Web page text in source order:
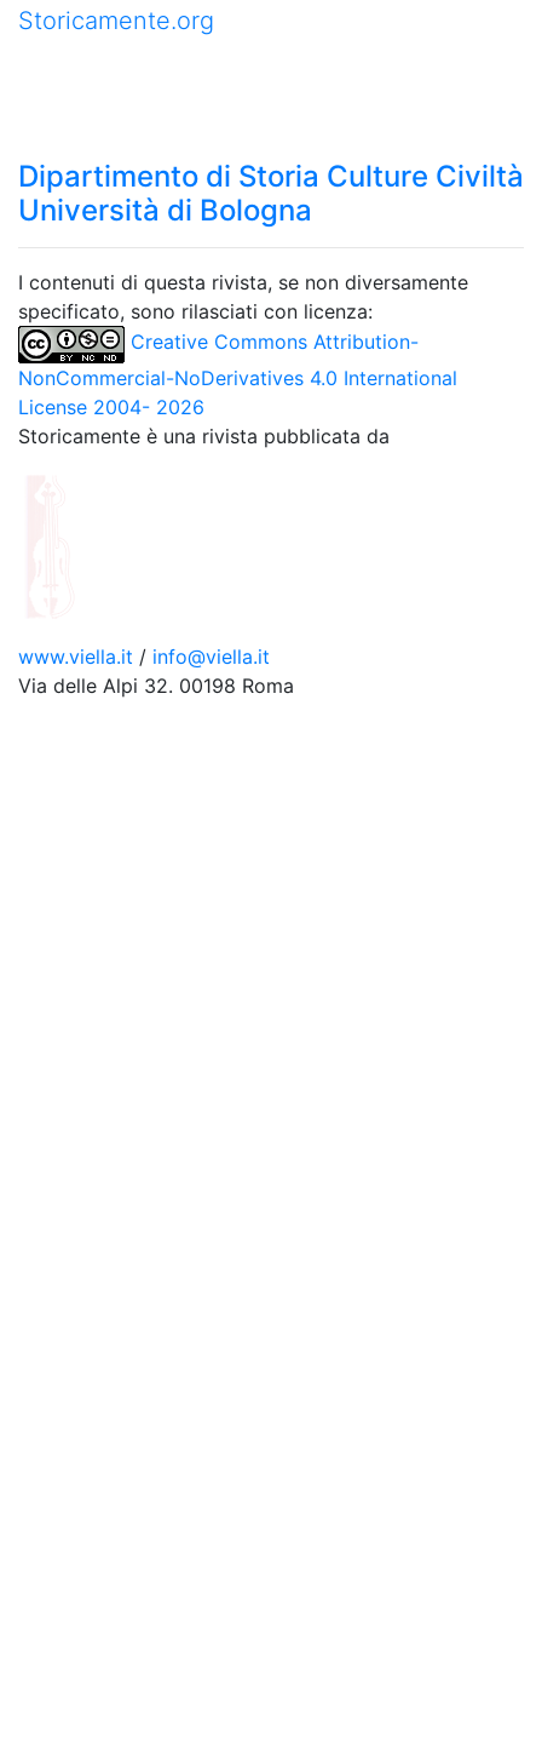
Storicamente.org
Dipartimento di Storia Culture Civiltà
Università di Bologna
I contenuti di questa rivista, se non diversamente
specificato, sono rilasciati con licenza:
Creative Commons Attribution-
NonCommercial-NoDerivatives 4.0 International
License 2004- 2026
Storicamente è una rivista pubblicata da
www.viella.it / info@viella.it
Via delle Alpi 32. 00198 Roma